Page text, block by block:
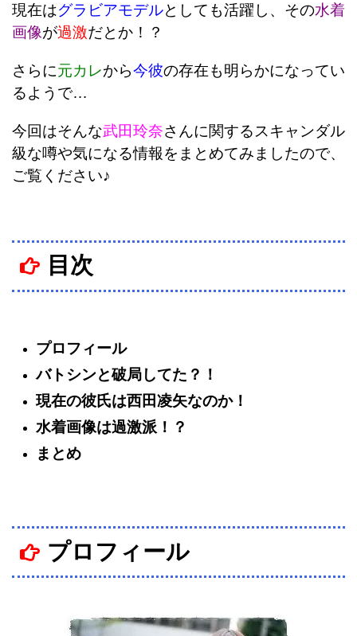
現在はグラビアモデルとしても活躍し、その水着
画像が過激だとか！？
さらに元カレから今彼の存在も明らかになってい
るようで…
今回はそんな武田玲奈さんに関するスキャンダル
級な噂や気になる情報をまとめてみましたので、
ご覧ください♪
目次
プロフィール
バトシンと破局してた？！
現在の彼氏は西田凌矢なのか！
水着画像は過激派！？
まとめ
プロフィール